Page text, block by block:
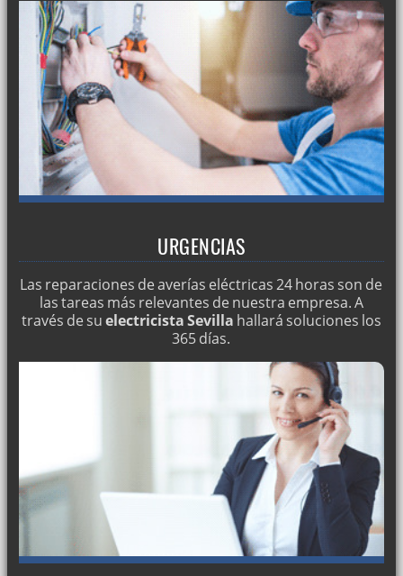
URGENCIAS
Las reparaciones de averías eléctricas 24 horas son de
las tareas más relevantes de nuestra empresa. A
través de suelectricista Sevilla hallará soluciones los
365 días.